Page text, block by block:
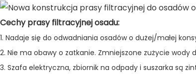
Cechy prasy filtracyjnej osadu:
1. Nadaje się do odwadniania osadów o dużej/małej
2. Nie ma obawy o zatkanie. Zmniejszone zużycie wody
3. Szafa elektryczna, zbiornik na odpady i suszarka są